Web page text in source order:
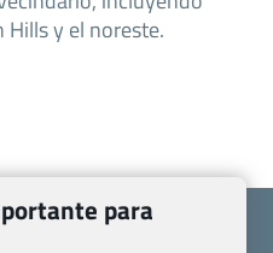
y el noreste.
para